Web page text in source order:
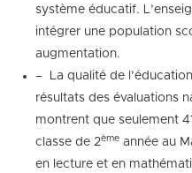
système éducatif.
intégrer une population
augmentation.
– La qualité de
résultats des évaluations
montrent que seulement
classe de 2ème année au
en lecture et en